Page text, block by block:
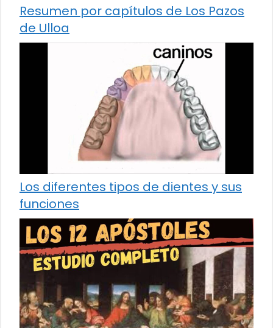
Resumen por capítulos de Los Pazos
de Ulloa
Los diferentes tipos de dientes y sus
funciones